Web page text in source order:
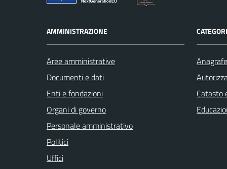
AMMINISTRAZIONE
Aree amministrative
Documenti e dati
Enti e fondazioni
Organi di governo
Personale amministrativo
Politici
Uffici
Catasto